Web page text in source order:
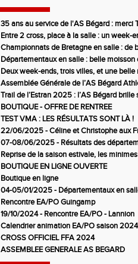
35 ans au service de l'AS Bégard : merci
Entre 2 cross, place à la salle : un week-
Championnats de Bretagne en salle : de
juniors filles de l’AS Bégard Athlétisme
Départementaux en salle : belle moisson
Bégard Athlétisme
Deux week-ends, trois villes, et une
pour l’AS Bégard !
Assemblée Générale de l’AS Bégard
Trail de l’Estran 2025 : l’AS Bégard brille
BOUTIQUE - OFFRE DE RENTREE
TEST VMA : LES RÉSULTATS SONT LÀ !
22/06/2025 - Céline et Christophe aux
07-08/06/2025 - Résultats des
Reprise de la saison estivale, les
BOUTIQUE EN LIGNE OUVERTE
Boutique en ligne
04-05/01/2025 - Départementaux en
Rencontre EA/PO Guingamp
19/10/2024 - Rencontre EA/PO - Lannion
Calendrier animation EA/PO saison
CROSS OFFICIEL FFA 2024
ASSEMBLEE GENERALE AS BEGARD